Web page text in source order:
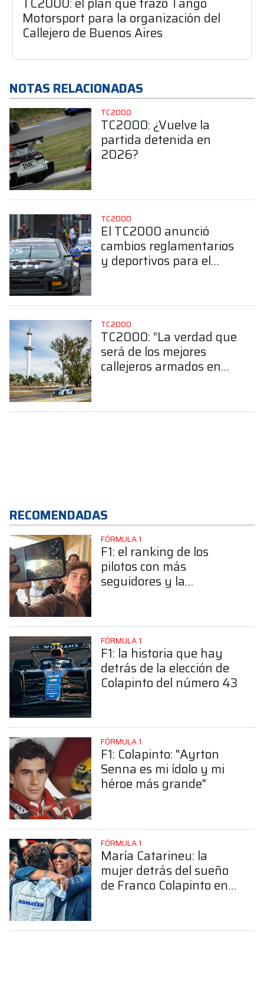
Motorsport para la organización del
Callejero de Buenos Aires
NOTAS RELACIONADAS
TC2000
TC2000: ¿Vuelve la
partida detenida en
2026?
TC2000
El TC2000 anunció
cambios reglamentarios
y deportivos para el
TC2000
TC2000: “La verdad que
será de los mejores
callejeros armados en
RECOMENDADAS
FÓRMULA 1
F1: el ranking de los
pilotos con más
seguidores y la
FÓRMULA 1
F1: la historia que hay
detrás de la elección de
Colapinto del número 43
FÓRMULA 1
F1: Colapinto: "Ayrton
Senna es mi ídolo y mi
héroe más grande"
FÓRMULA 1
María Catarineu: la
mujer detrás del sueño
de Franco Colapinto en